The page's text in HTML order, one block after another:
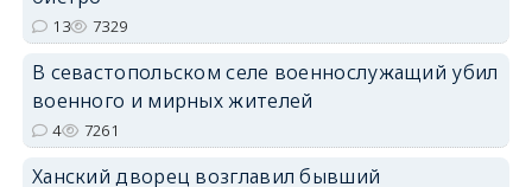
13 7329
В севастопольском селе военнослужащий убил
военного и мирных жителей
4 7261
Ханский дворец возглавил бывший